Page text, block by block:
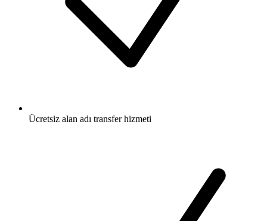
Ücretsiz alan adı transfer hizmeti